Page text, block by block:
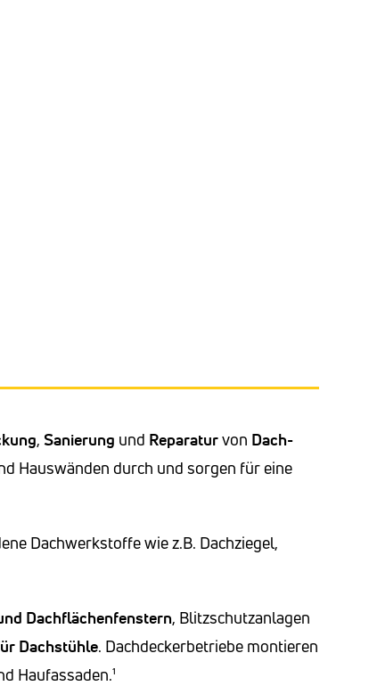
, Sanierung und Reparaturvon Dach-
Hauswänden durch und sorgen für eine
Dachwerkstoffe wie z.B. Dachziegel,
Dachflächenfenstern, Blitzschutzanlagen
Dachstühle. Dachdeckerbetriebe montieren
Haufassaden.¹